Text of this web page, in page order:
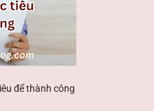
để thành công